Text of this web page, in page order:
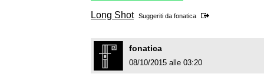
Long Shot Suggeriti da fonatica
fonatica
08/10/2015 alle 03:20